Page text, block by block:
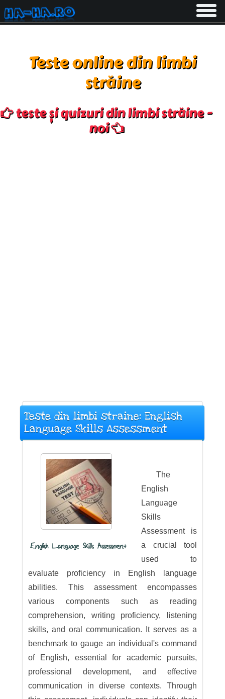
Toggle
Teste online din limbi
străine
teste și quizuri din limbi străine -
noi
Teste din limbi straine: English
Language Skills Assessment
English Language Skills Assessment
The
English
Language
Skills
Assessment is
a crucial tool
used to
evaluate proficiency in English language
abilities. This assessment encompasses
various components such as reading
comprehension, writing proficiency, listening
skills, and oral communication. It serves as a
benchmark to gauge an individual's command
of English, essential for academic pursuits,
professional development, and effective
communication in diverse contexts. Through